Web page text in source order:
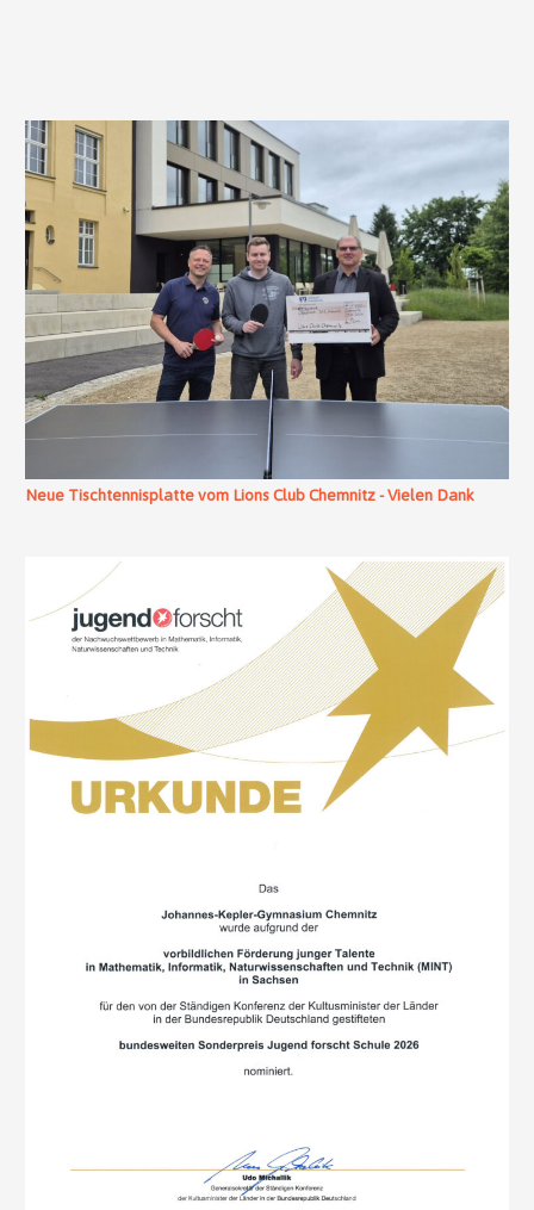
Neue Tischtennisplatte vom Lions Club Chemnitz - Vielen Dank